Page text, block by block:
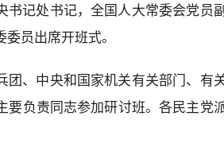
书记处书记，全国人大常委会党员
员出席开班式。
团、中央和国家机关有关部门、有
要负责同志参加研讨班。各民主党